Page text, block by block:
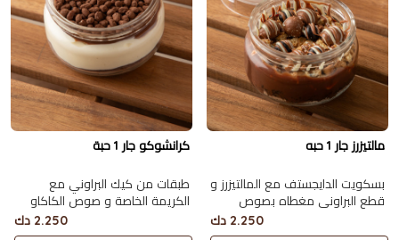
مالتيزرز جار 1 حبه
بسكويت الدايجستف مع المالتيزرز و
قطع البراوني مغطاه بصوص
2.250 دك
كرانشوكو جار 1 حبة
طبقات من كيك البراوني مع
الكريمة الخاصة و صوص الكاكاو
البلجيكي اللذيذ مع سولتد كراميل
2.250 دك